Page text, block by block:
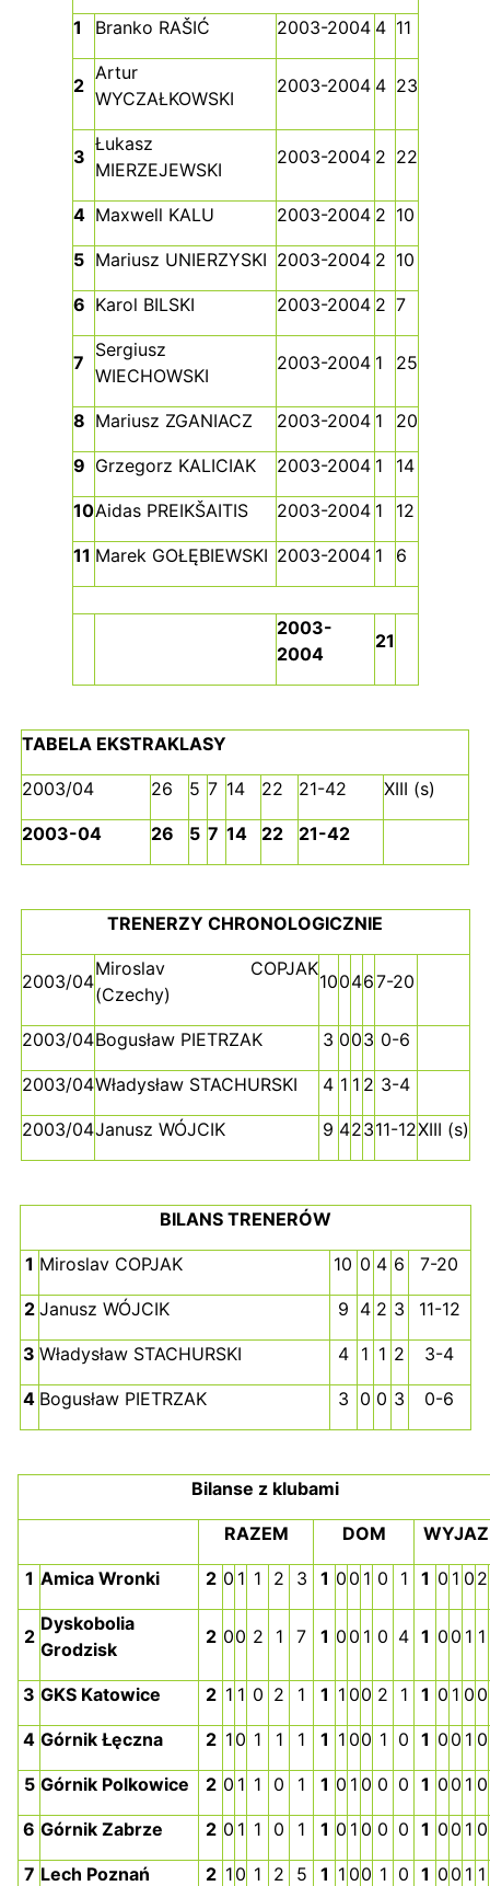
1 Branko RAŠIĆ 2003-2004 4 11
2
Artur
WYCZAŁKOWSKI
2003-2004 4 23
3
Łukasz
MIERZEJEWSKI
2003-2004 2 22
4 Maxwell KALU 2003-2004 2 10
5 Mariusz UNIERZYSKI 2003-2004 2 10
6 Karol BILSKI 2003-2004 2 7
7
Sergiusz
WIECHOWSKI
2003-2004 1 25
8 Mariusz ZGANIACZ 2003-2004 1 20
9 Grzegorz KALICIAK 2003-2004 1 14
10Aidas PREIKŠAITIS 2003-2004 1 12
11 Marek GOŁĘBIEWSKI 2003-2004 1 6
2003-
2004
21
TABELA EKSTRAKLASY
2003/04 26 5 7 14 22 21-42 XIII (s)
2003-04 26 5 7 14 22 21-42
TRENERZY CHRONOLOGICZNIE
2003/04
Miroslav COPJAK
(Czechy)
100467-20
2003/04Bogusław PIETRZAK 3 003 0-6
2003/04Władysław STACHURSKI 4 1 1 2 3-4
2003/04Janusz WÓJCIK 9 42311-12XIII (s)
BILANS TRENERÓW
1 Miroslav COPJAK 10 0 4 6 7-20
2 Janusz WÓJCIK 9 4 2 3 11-12
3 Władysław STACHURSKI 4 1 1 2 3-4
4 Bogusław PIETRZAK 3 0 0 3 0-6
Bilanse z klubami
RAZEM DOM
1 Amica Wronki 2 0 1 1 2 3 1 0 0 1 0 1 1 0 1 0 2
2
Dyskobolia
Grodzisk
2 00 2 1 7 1 0 0 1 0 4 1 0 0 1 1
3 GKS Katowice 2 1 1 0 2 1 1 1 00 2 1 1 0 1 0 0
4 Górnik Łęczna 2 1 0 1 1 1 1 1 00 1 0 1 0 0 1 0
5 Górnik Polkowice 2 0 1 1 0 1 1 0 1 0 0 0 1 0 0 1 0
6 Górnik Zabrze 2 0 1 1 0 1 1 0 1 0 0 0 1 0 0 1 0
7 Lech Poznań 2 1 0 1 2 5 1 1 00 1 0 1 0 0 1 1